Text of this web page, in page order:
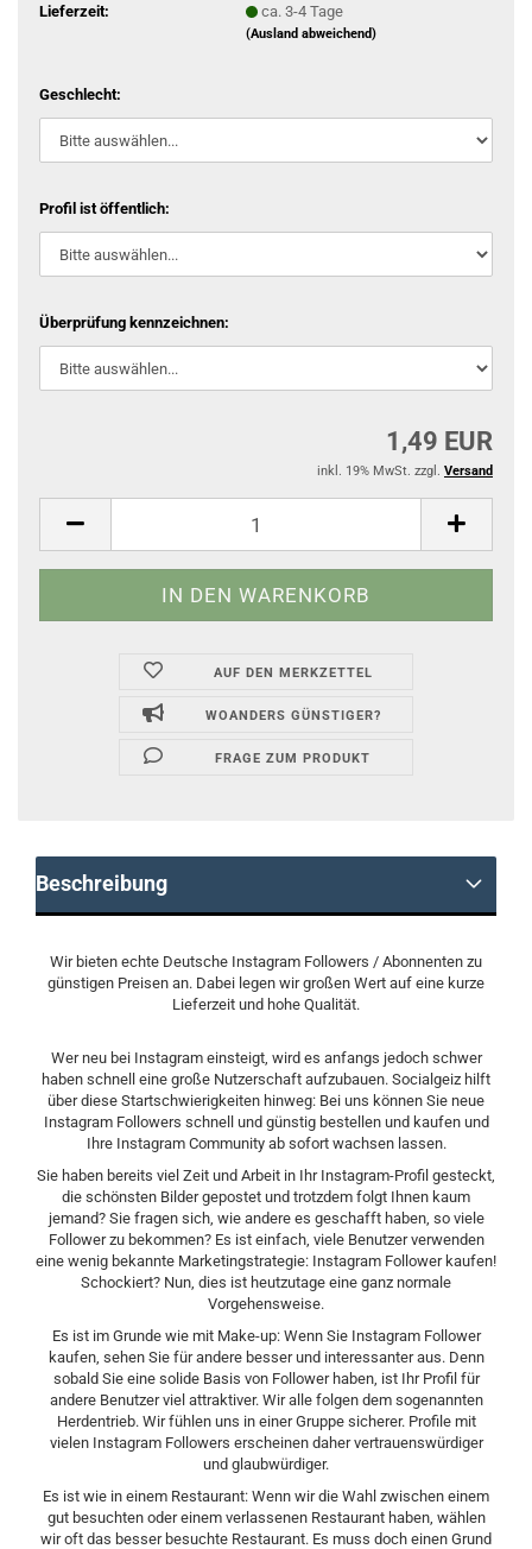
Lieferzeit:
ca. 3-4 Tage
(Ausland abweichend)
Geschlecht:
Profil ist öffentlich:
Überprüfung kennzeichnen:
1,49 EUR
inkl. 19% MwSt. zzgl. Versand
AUF DEN MERKZETTEL
WOANDERS GÜNSTIGER?
FRAGE ZUM PRODUKT
Beschreibung
Wir bieten echte Deutsche Instagram Followers / Abonnenten zu
günstigen Preisen an. Dabei legen wir großen Wert auf eine kurze
Lieferzeit und hohe Qualität.
Wer neu bei Instagram einsteigt, wird es anfangs jedoch schwer
haben schnell eine große Nutzerschaft aufzubauen. Socialgeiz hilft
über diese Startschwierigkeiten hinweg: Bei uns können Sie neue
Instagram Followers schnell und günstig bestellen und kaufen und
Ihre Instagram Community ab sofort wachsen lassen.
Sie haben bereits viel Zeit und Arbeit in Ihr Instagram-Profil gesteckt,
die schönsten Bilder gepostet und trotzdem folgt Ihnen kaum
jemand? Sie fragen sich, wie andere es geschafft haben, so viele
Follower zu bekommen? Es ist einfach, viele Benutzer verwenden
eine wenig bekannte Marketingstrategie: Instagram Follower kaufen!
Schockiert? Nun, dies ist heutzutage eine ganz normale
Vorgehensweise.
Es ist im Grunde wie mit Make-up: Wenn Sie Instagram Follower
kaufen, sehen Sie für andere besser und interessanter aus. Denn
sobald Sie eine solide Basis von Follower haben, ist Ihr Profil für
andere Benutzer viel attraktiver. Wir alle folgen dem sogenannten
Herdentrieb. Wir fühlen uns in einer Gruppe sicherer. Profile mit
vielen Instagram Followers erscheinen daher vertrauenswürdiger
und glaubwürdiger.
Es ist wie in einem Restaurant: Wenn wir die Wahl zwischen einem
gut besuchten oder einem verlassenen Restaurant haben, wählen
wir oft das besser besuchte Restaurant. Es muss doch einen Grund